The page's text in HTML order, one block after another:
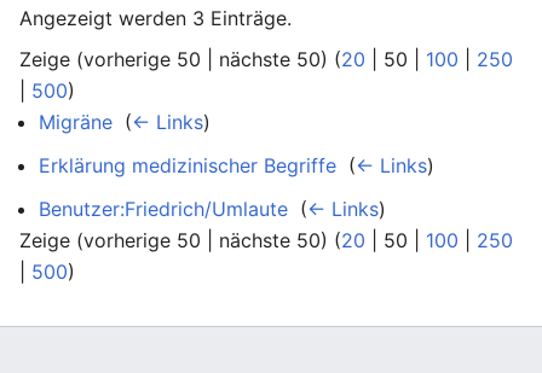
Angezeigt werden 3 Einträge.
Zeige (vorherige 50 nächste 50) (20 50 100
250
500)
Migräne (← Links)
Erklärung medizinischer Begriffe (← Links)
Benutzer:Friedrich/Umlaute (← Links)
Zeige (vorherige 50 nächste 50) (20 50 100
250
500)